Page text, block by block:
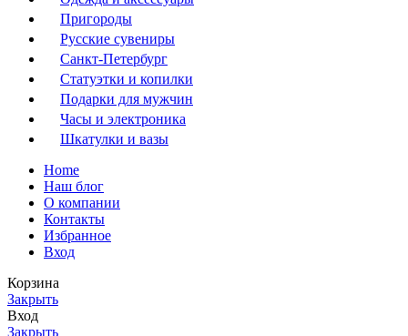
Пригороды
Русские сувениры
Санкт-Петербург
Статуэтки и копилки
Подарки для мужчин
Часы и электроника
Шкатулки и вазы
Home
Наш блог
О компании
Контакты
Избранное
Вход
Корзина
Закрыть
Вход
Закрыть